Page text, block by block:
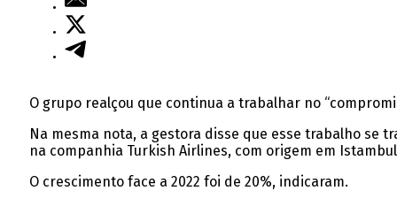
O grupo realçou que continua a trabalhar no
Na mesma nota, a gestora disse que esse trabalho se
na companhia Turkish Airlines, com origem em
O crescimento face a 2022 foi de 20%, indicaram.